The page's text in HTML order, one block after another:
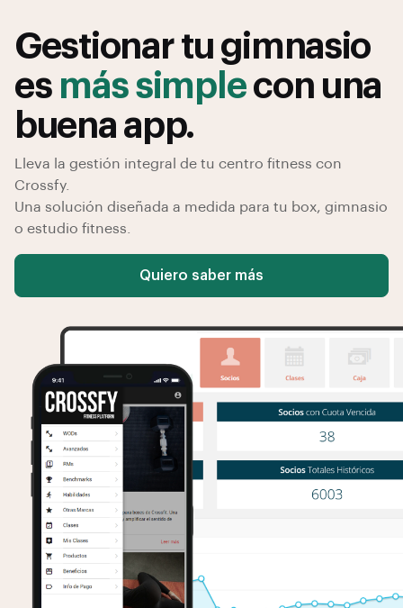
Gestionar tu gimnasio
es más simplecon una
buena app.
Lleva la gestión integral de tu centro fitness con
Crossfy.
Una solución diseñada a medida para tu box, gimnasio
o estudio fitness.
Quiero saber más